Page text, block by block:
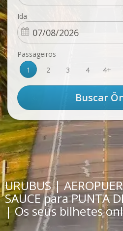
Ida
Passageiros
1
2 3 4 4+
URUBUS |
SAUCE para PUNTA
| Os seus bilhetes